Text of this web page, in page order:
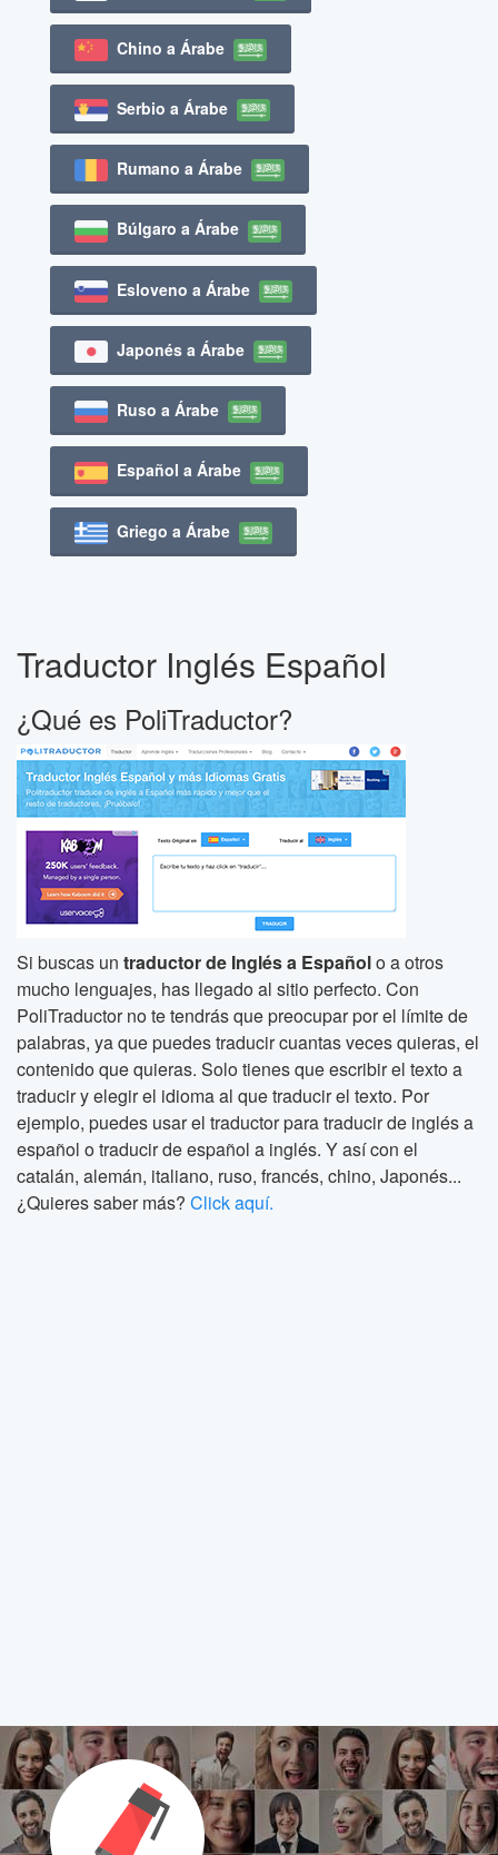
Chino a Árabe
Serbio a Árabe
Rumano a Árabe
Búlgaro a Árabe
Esloveno a Árabe
Japonés a Árabe
Ruso a Árabe
Español a Árabe
Griego a Árabe
Traductor Inglés Español
¿Qué es PoliTraductor?
Si buscas un traductor de Inglés a Españolo a otros
mucho lenguajes, has llegado al sitio perfecto. Con
PoliTraductor no te tendrás que preocupar por el límite de
palabras, ya que puedes traducir cuantas veces quieras, el
contenido que quieras. Solo tienes que escribir el texto a
traducir y elegir el idioma al que traducir el texto. Por
ejemplo, puedes usar el traductor para traducir de inglés a
español o traducir de español a inglés. Y así con el
catalán, alemán, italiano, ruso, francés, chino, Japonés...
¿Quieres saber más? Click aquí.